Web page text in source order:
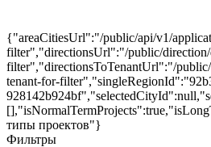
{"areaCitiesUrl":"/public/api/v1/
filter","directionsUrl":"/public/
filter","directionsToTenantUrl":"/
tenant-for-
типы проектов"}
Фильтры